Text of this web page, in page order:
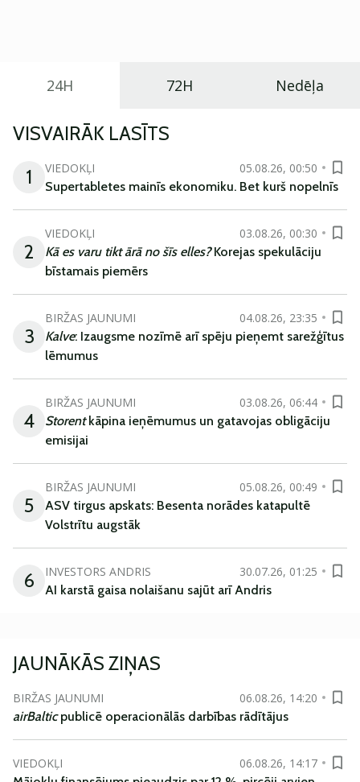
24H 72H Nedēļa
VISVAIRĀK LASĪTS
1
VIEDOKĻI
05.08.26, 00:50
Supertabletes mainīs ekonomiku. Bet kurš nopelnīs
2
VIEDOKĻI
03.08.26, 00:30
Kā es varu tikt ārā no šīs elles?Korejas spekulāciju
bīstamais piemērs
3
BIRŽAS JAUNUMI
04.08.26, 23:35
Kalve: Izaugsme nozīmē arī spēju pieņemt sarežģītus
lēmumus
4
BIRŽAS JAUNUMI
03.08.26, 06:44
Storentkāpina ieņēmumus un gatavojas obligāciju
emisijai
5
BIRŽAS JAUNUMI
05.08.26, 00:49
ASV tirgus apskats: Besenta norādes katapultē
Volstrītu augstāk
6 INVESTORS ANDRIS
30.07.26, 01:25
AI karstā gaisa nolaišanu sajūt arī Andris
JAUNĀKĀS ZIŅAS
BIRŽAS JAUNUMI
06.08.26, 14:20
airBalticpublicē operacionālās darbības rādītājus
VIEDOKĻI
06.08.26, 14:17